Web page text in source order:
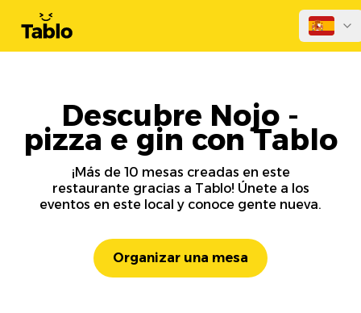
Descubre Nojo -
pizza e gin con Tablo
¡Más de 10 mesas creadas en este
restaurante gracias a Tablo! Únete a los
eventos en este local y conoce gente nueva.
Organizar una mesa